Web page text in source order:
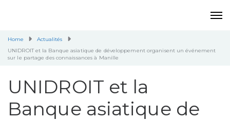
Home
Actualités
UNIDROIT et la Banque asiatique de développement organisent un événement
sur le partage des connaissances à Manille
UNIDROIT et la
Banque asiatique de